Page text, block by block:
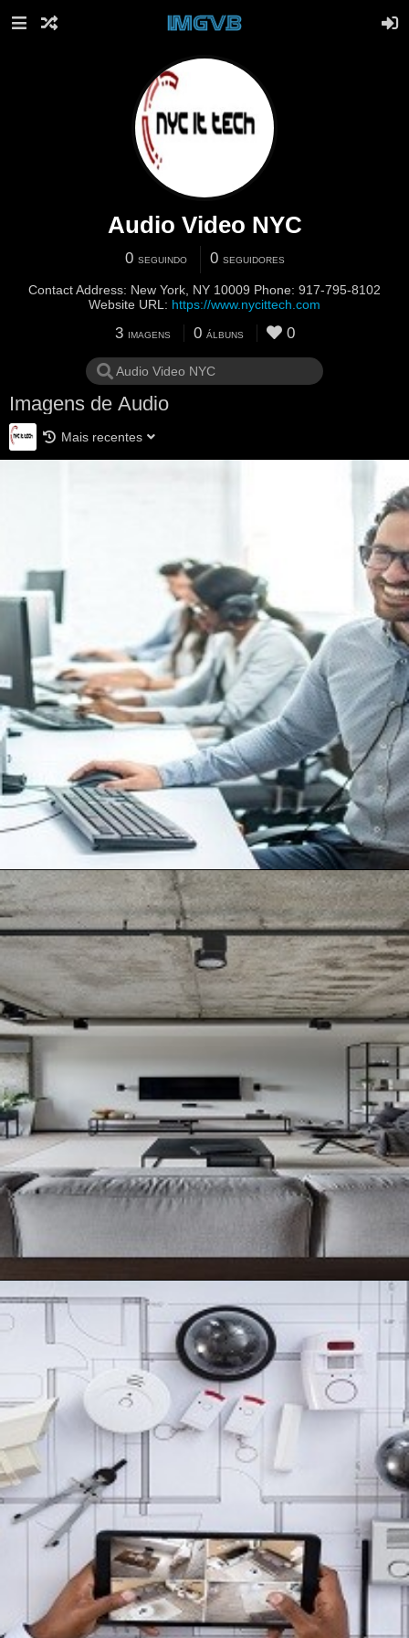
Audio Video NYC
0 SEGUINDO 0 SEGUIDORES
Contact Address: New York, NY 10009 Phone: 917-795-8102
Website URL: https://www.nycittech.com
3 IMAGENS 0 ÁLBUNS 0
Imagens de Audio
Mais recentes